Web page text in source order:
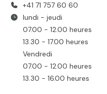
+41 71 757 60 60
lundi - jeudi
07.00 - 12.00 heures
13.30 - 17.00 heures
Vendredi
07.00 - 12.00 heures
13.30 - 16.00 heures